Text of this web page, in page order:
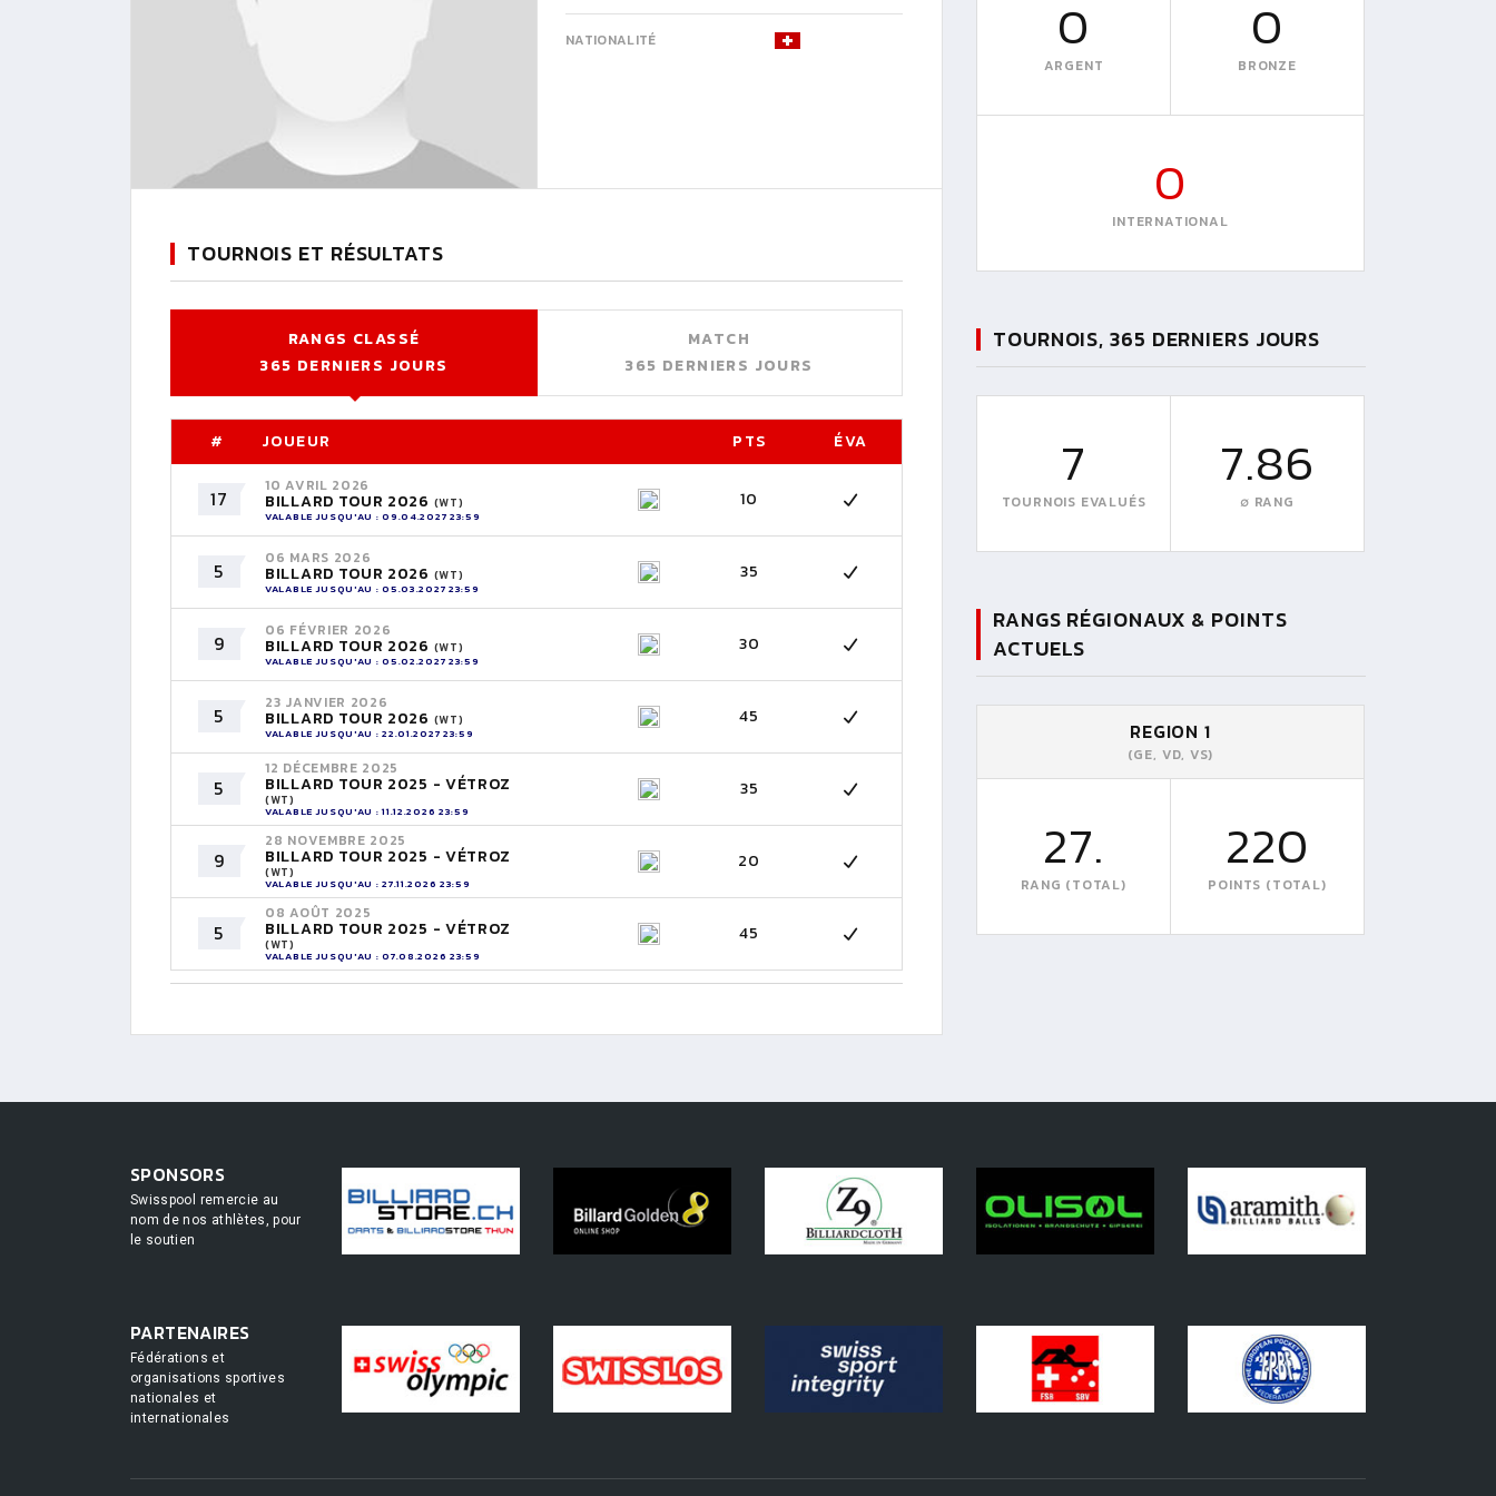
NATIONALITÉ
TOURNOIS ET RÉSULTATS
RANGS CLASSÉ
365 DERNIERS JOURS
MATCH
365 DERNIERS JOURS
# JOUEUR PTS ÉVA
17
10 AVRIL 2026
BILLARD TOUR 2026 (WT)
VALABLE JUSQU'AU : 09.04.2027 23:59
10
5
06 MARS 2026
BILLARD TOUR 2026 (WT)
VALABLE JUSQU'AU : 05.03.2027 23:59
35
9
06 FÉVRIER 2026
BILLARD TOUR 2026 (WT)
VALABLE JUSQU'AU : 05.02.2027 23:59
30
5
23 JANVIER 2026
BILLARD TOUR 2026 (WT)
VALABLE JUSQU'AU : 22.01.2027 23:59
45
5
12 DÉCEMBRE 2025
BILLARD TOUR 2025 - VÉTROZ
(WT)
VALABLE JUSQU'AU : 11.12.2026 23:59
35
9
28 NOVEMBRE 2025
BILLARD TOUR 2025 - VÉTROZ
(WT)
VALABLE JUSQU'AU : 27.11.2026 23:59
20
5
08 AOÛT 2025
BILLARD TOUR 2025 - VÉTROZ
(WT)
VALABLE JUSQU'AU : 07.08.2026 23:59
45
0
ARGENT
0
BRONZE
0
INTERNATIONAL
TOURNOIS, 365 DERNIERS JOURS
7
TOURNOIS EVALUÉS
7.86
∅ RANG
RANGS RÉGIONAUX & POINTS
ACTUELS
REGION 1
(GE, VD, VS)
27.
RANG (TOTAL)
220
POINTS (TOTAL)
SPONSORS
Swisspool remercie au
nom de nos athlètes, pour
le soutien
PARTENAIRES
Fédérations et
organisations sportives
nationales et
internationales